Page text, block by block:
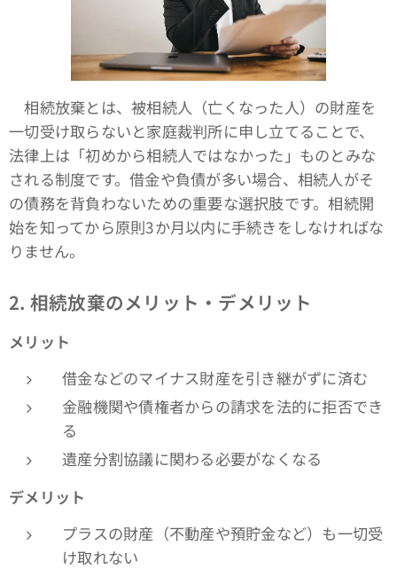
相続放棄とは、被相続人（亡くなった人）の財産を
一切受け取らないと家庭裁判所に申し立てることで、
法律上は「初めから相続人ではなかった」ものとみな
される制度です。借金や負債が多い場合、相続人がそ
の債務を背負わないための重要な選択肢です。相続開
始を知ってから原則3か月以内に手続きをしなければな
りません。
2. 相続放棄のメリット・デメリット
メリット
借金などのマイナス財産を引き継がずに済む
金融機関や債権者からの請求を法的に拒否でき
る
遺産分割協議に関わる必要がなくなる
デメリット
プラスの財産（不動産や預貯金など）も一切受
け取れない